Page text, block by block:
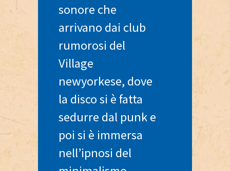
sonore che
arrivano dai club
rumorosi del
Village
newyorkese, dove
la disco si è fatta
sedurre dal punk e
poi si è immersa
nell’ipnosi del